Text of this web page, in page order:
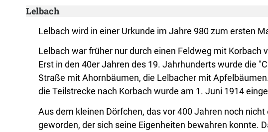
Lelbach
Lelbach wird in einer Urkunde im Jahre 980 zum ersten
Lelbach war früher nur durch einen Feldweg mit Korbach
Erst in den 40er Jahren des 19. Jahrhunderts wurde die
Straße mit Ahornbäumen, die Lelbacher mit
die Teilstrecke nach Korbach wurde am 1. Juni 1914
Aus dem kleinen Dörfchen, das vor 400 Jahren noch
geworden, der sich seine Eigenheiten bewahren konnte.